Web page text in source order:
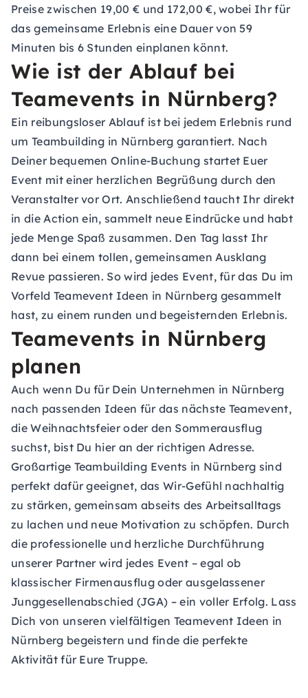
Preise zwischen 19,00 € und 172,00 €, wobei Ihr für
das gemeinsame Erlebnis eine Dauer von 59
Minuten bis 6 Stunden einplanen könnt.
Wie ist der Ablauf bei
Teamevents in Nürnberg?
Ein reibungsloser Ablauf ist bei jedem Erlebnis rund
um Teambuilding in Nürnberg garantiert. Nach
Deiner bequemen Online-Buchung startet Euer
Event mit einer herzlichen Begrüßung durch den
Veranstalter vor Ort. Anschließend taucht Ihr direkt
in die Action ein, sammelt neue Eindrücke und habt
jede Menge Spaß zusammen. Den Tag lasst Ihr
dann bei einem tollen, gemeinsamen Ausklang
Revue passieren. So wird jedes Event, für das Du im
Vorfeld Teamevent Ideen in Nürnberg gesammelt
hast, zu einem runden und begeisternden Erlebnis.
Teamevents in Nürnberg
planen
Auch wenn Du für Dein Unternehmen in Nürnberg
nach passenden Ideen für das nächste Teamevent,
die Weihnachtsfeier oder den Sommerausflug
suchst, bist Du hier an der richtigen Adresse.
Großartige Teambuilding Events in Nürnberg sind
perfekt dafür geeignet, das Wir-Gefühl nachhaltig
zu stärken, gemeinsam abseits des Arbeitsalltags
zu lachen und neue Motivation zu schöpfen. Durch
die professionelle und herzliche Durchführung
unserer Partner wird jedes Event – egal ob
klassischer Firmenausflug oder ausgelassener
Junggesellenabschied (JGA) – ein voller Erfolg. Lass
Dich von unseren vielfältigen Teamevent Ideen in
Nürnberg begeistern und finde die perfekte
Aktivität für Eure Truppe.